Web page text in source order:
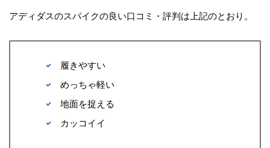
アディダスのスパイクの良い口コミ・評判は上記のとおり。
履きやすい
めっちゃ軽い
地面を捉える
カッコイイ